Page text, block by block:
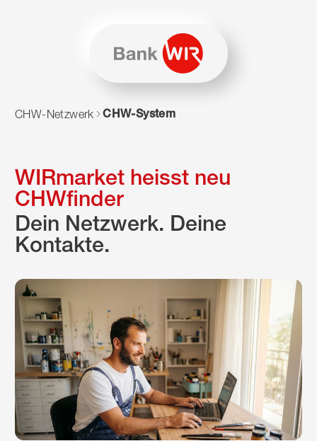
Zum Navigieren dieser Seite wird JavaScript benötigt.
CHW-Netzwerk CHW-System
WIRmarket heisst neu
CHWfinder
Dein Netzwerk. Deine
Kontakte.